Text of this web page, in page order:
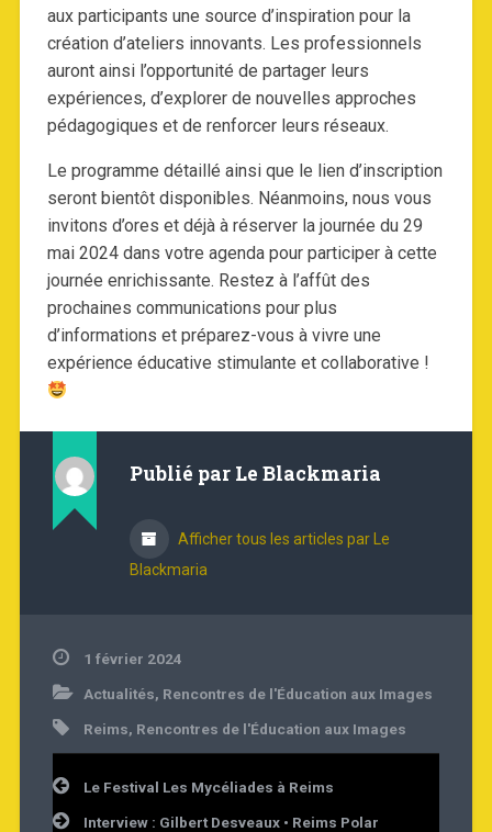
aux participants une source d’inspiration pour la
création d’ateliers innovants. Les professionnels
auront ainsi l’opportunité de partager leurs
expériences, d’explorer de nouvelles approches
pédagogiques et de renforcer leurs réseaux.
Le programme détaillé ainsi que le lien d’inscription
seront bientôt disponibles. Néanmoins, nous vous
invitons d’ores et déjà à réserver la journée du 29
mai 2024 dans votre agenda pour participer à cette
journée enrichissante. Restez à l’affût des
prochaines communications pour plus
d’informations et préparez-vous à vivre une
expérience éducative stimulante et collaborative !
Publié par Le Blackmaria
Afficher tous les articles par Le
Blackmaria
1 février 2024
Actualités, Rencontres de l'Éducation aux Images
Reims, Rencontres de l'Éducation aux Images
Navigation
de
l’article
Le Festival Les Mycéliades à Reims
Interview : Gilbert Desveaux • Reims Polar